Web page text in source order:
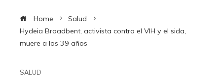
Home
Salud
Hydeia Broadbent, activista contra el VIH y el sida,
muere a los 39 años
SALUD